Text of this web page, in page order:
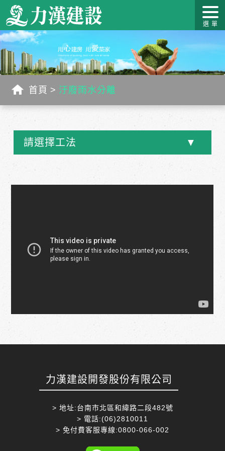
關於力
漢
最新消
息
作品介
紹
力漢學
堂
幸福工
藝
客戶服
首頁 汙廢雨水分離
請選擇工法
力漢建設開發股份有限公司
> 地址:台南市北區和緯路二段482號
> 電話:(06)2810011
> 免付費客服專線:0800-066-002